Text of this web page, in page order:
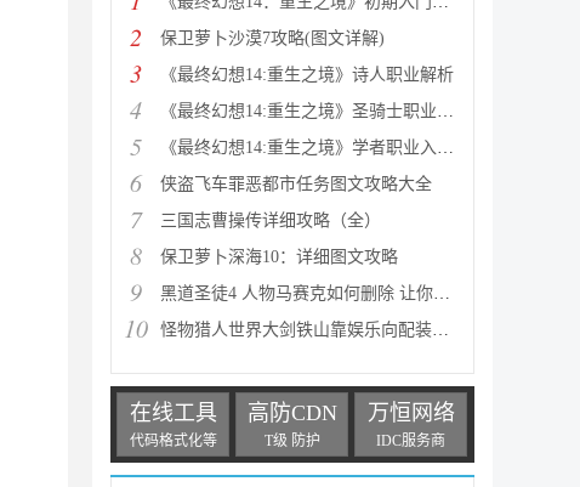
2 保卫萝卜沙漠7攻略(图文详解)
3 《最终幻想14:重生之境》诗人职业解析
4 《最终幻想14:重生之境》圣骑士职业解析
5 《最终幻想14:重生之境》学者职业入门指南
6 侠盗飞车罪恶都市任务图文攻略大全
7 三国志曹操传详细攻略（全）
8 保卫萝卜深海10：详细图文攻略
9 黑道圣徒4 人物马赛克如何删除 让你满足色狼的需求
10 怪物猎人世界大剑铁山靠娱乐向配装分享
在线工具
代码格式化等
高防CDN
T级 防护
万恒网络
IDC服务商